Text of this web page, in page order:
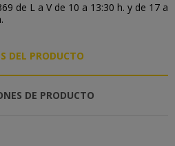
de L a V de 10 a 13:30 h. y de 17 a
DEL PRODUCTO
DE PRODUCTO